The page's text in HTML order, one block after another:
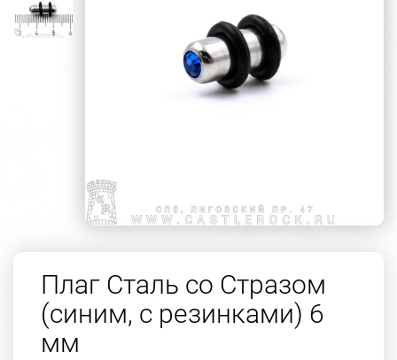
Плаг Сталь со Стразом
(синим, с резинками) 6
мм